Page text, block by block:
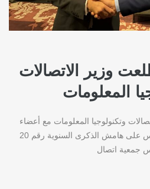
وزير الاتصالات
المعلومات
وتكنولوجيا المعلومات مع أعضاء
مجلس إدارة شركة اكس ابس على هامش الذكرى السنوية رقم 20
جمعية اتصال